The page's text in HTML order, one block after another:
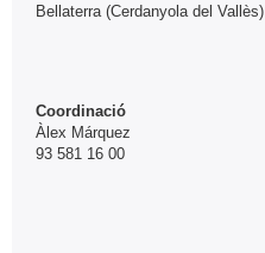
Bellaterra (Cerdanyola del Vallès)
Coordinació
Àlex Márquez
93 581 16 00